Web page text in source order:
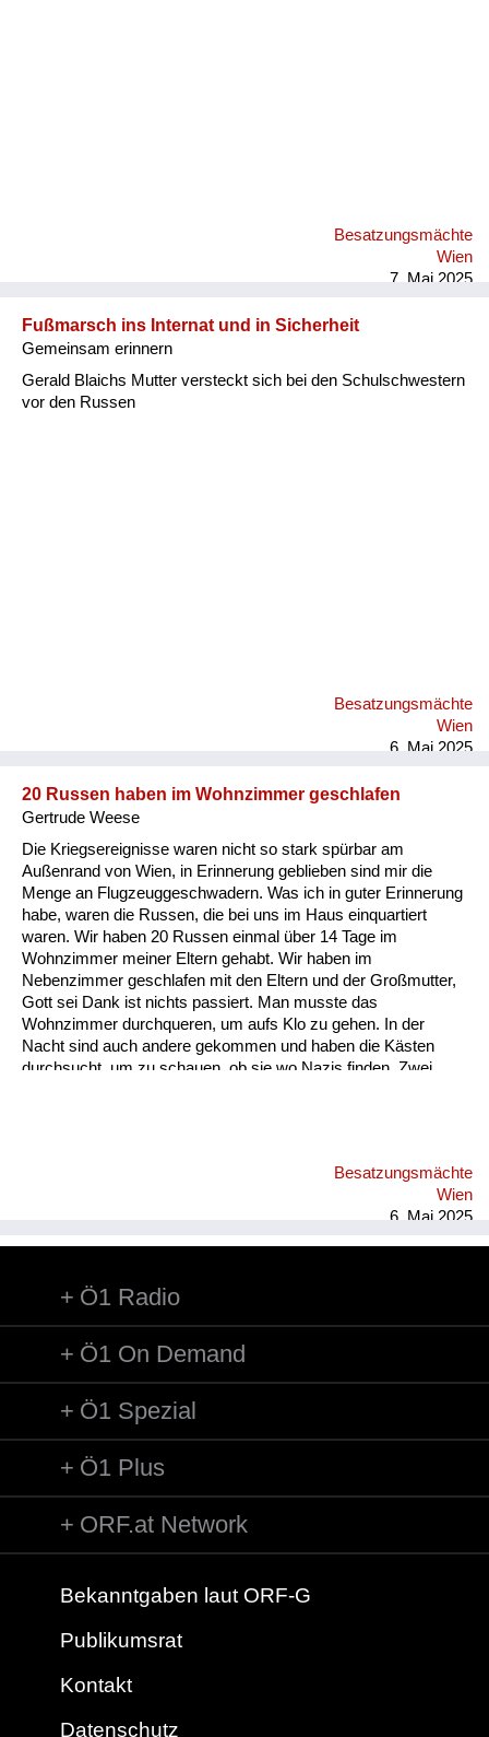
Besatzungsmächte
Wien
7. Mai 2025
Fußmarsch ins Internat und in Sicherheit
Gemeinsam erinnern
Gerald Blaichs Mutter versteckt sich bei den Schulschwestern
vor den Russen
Besatzungsmächte
Wien
6. Mai 2025
20 Russen haben im Wohnzimmer geschlafen
Gertrude Weese
Die Kriegsereignisse waren nicht so stark spürbar am
Außenrand von Wien, in Erinnerung geblieben sind mir die
Menge an Flugzeuggeschwadern. Was ich in guter Erinnerung
habe, waren die Russen, die bei uns im Haus einquartiert
waren. Wir haben 20 Russen einmal über 14 Tage im
Wohnzimmer meiner Eltern gehabt. Wir haben im
Nebenzimmer geschlafen mit den Eltern und der Großmutter,
Gott sei Dank ist nichts passiert. Man musste das
Wohnzimmer durchqueren, um aufs Klo zu gehen. In der
Nacht sind auch andere gekommen und haben die Kästen
durchsucht, um zu schauen, ob sie wo Nazis finden. Zwei
Marschgesänge, die die Russen beim Marschieren durch die
Besatzungsmächte
Wien
6. Mai 2025
Ö1 Radio
Ö1 On Demand
Ö1 Spezial
Ö1 Plus
ORF.at Network
Bekanntgaben laut ORF-G
Publikumsrat
Kontakt
Datenschutz